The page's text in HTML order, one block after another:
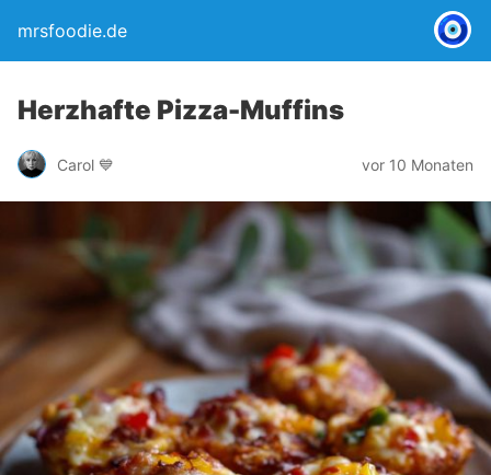
mrsfoodie.de
Herzhafte Pizza-Muffins
Carol 💙 vor 10 Monaten